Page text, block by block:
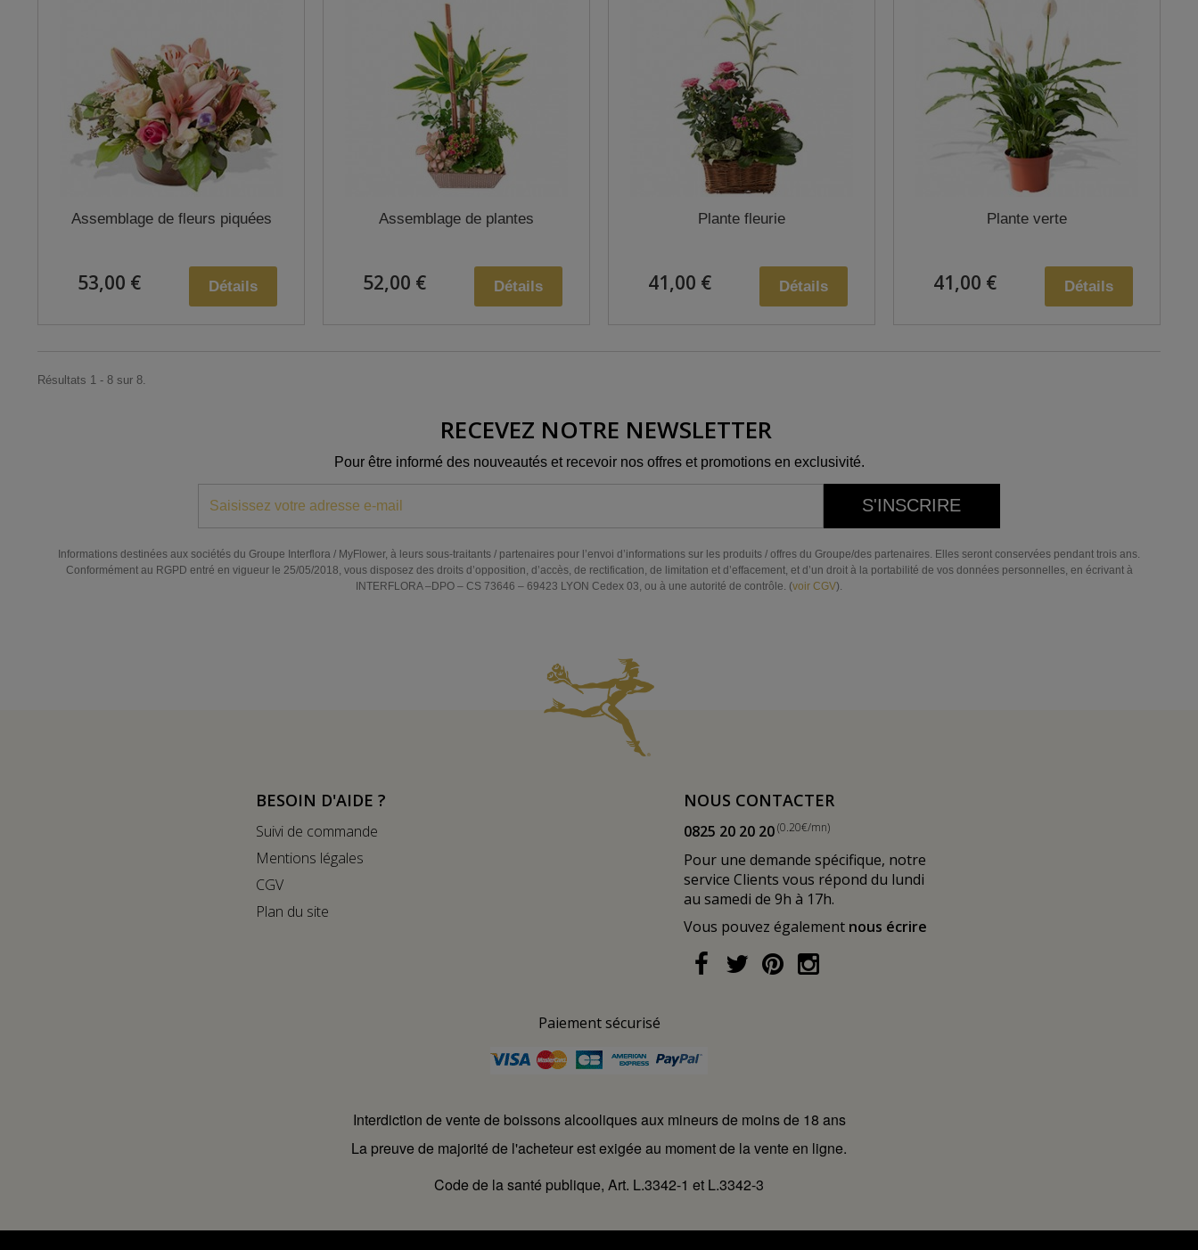
Assemblage de fleurs piquées
53,00 € Détails
Assemblage de plantes
52,00 € Détails
Plante fleurie
41,00 € Détails
Plante verte
41,00 € Détails
Résultats 1 - 8 sur 8.
RECEVEZ NOTRE NEWSLETTER
Pour être informé des nouveautés et recevoir nos offres et promotions en exclusivité.
S'INSCRIRE
Informations destinées aux sociétés du Groupe Interflora / MyFlower, à leurs sous-traitants / partenaires pour l’envoi d’informations sur les produits / offres du Groupe/des partenaires. Elles seront conservées pendant trois ans.
Conformément au RGPD entré en vigueur le 25/05/2018, vous disposez des droits d’opposition, d’accès, de rectification, de limitation et d’effacement, et d’un droit à la portabilité de vos données personnelles, en écrivant à
INTERFLORA –DPO – CS 73646 – 69423 LYON Cedex 03, ou à une autorité de contrôle. (voir CGV).
BESOIN D'AIDE ?
Suivi de commande
Mentions légales
CGV
Plan du site
NOUS CONTACTER
0825 20 20 20(0.20€/mn)
Pour une demande spécifique, notre
service Clients vous répond du lundi
au samedi de 9h à 17h.
Vous pouvez également nous écrire
Paiement sécurisé
Interdiction de vente de boissons alcooliques aux mineurs de moins de 18 ans
La preuve de majorité de l'acheteur est exigée au moment de la vente en ligne.
Code de la santé publique, Art. L.3342-1 et L.3342-3